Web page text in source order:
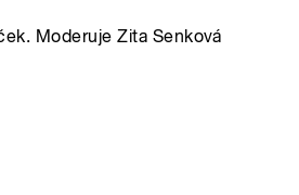
Moderuje Zita Senková